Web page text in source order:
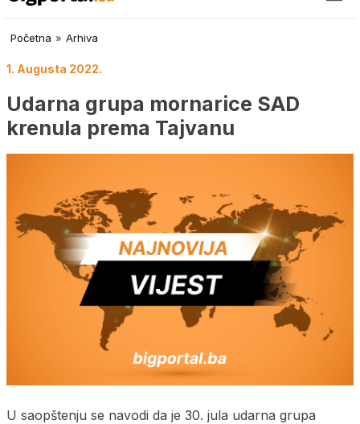
Početna » Arhiva
1. Augusta 2022.
Udarna grupa mornarice SAD
krenula prema Tajvanu
U saopštenju se navodi da je 30. jula udarna grupa